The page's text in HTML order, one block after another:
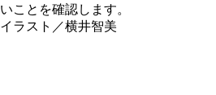
いことを確認します。
イラスト／横井智美